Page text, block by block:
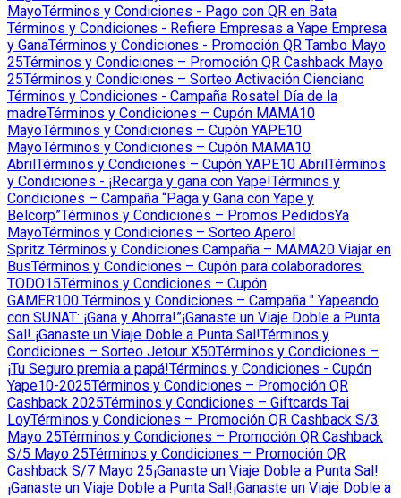
MayoTérminos y Condiciones - Pago con QR en Bata
Términos y Condiciones - Refiere Empresas a Yape Empresa
y GanaTérminos y Condiciones - Promoción QR Tambo Mayo
25Términos y Condiciones – Promoción QR Cashback Mayo
25Términos y Condiciones – Sorteo Activación Cienciano
Términos y Condiciones - Campaña Rosatel Día de la
madreTérminos y Condiciones – Cupón MAMA10
MayoTérminos y Condiciones – Cupón YAPE10
MayoTérminos y Condiciones – Cupón MAMA10
AbrilTérminos y Condiciones – Cupón YAPE10 AbrilTérminos
y Condiciones - ¡Recarga y gana con Yape!Términos y
Condiciones – Campaña “Paga y Gana con Yape y
Belcorp”Términos y Condiciones – Promos PedidosYa
MayoTérminos y Condiciones – Sorteo Aperol
Spritz Términos y Condiciones Campaña – MAMA20 Viajar en
BusTérminos y Condiciones – Cupón para colaboradores:
TODO15Términos y Condiciones – Cupón
GAMER100 Términos y Condiciones – Campaña " Yapeando
con SUNAT: ¡Gana y Ahorra!”¡Ganaste un Viaje Doble a Punta
Sal! ¡Ganaste un Viaje Doble a Punta Sal!Términos y
Condiciones – Sorteo Jetour X50Términos y Condiciones –
¡Tu Seguro premia a papá!Términos y Condiciones - Cupón
Yape10-2025Términos y Condiciones – Promoción QR
Cashback 2025Términos y Condiciones – Giftcards Tai
LoyTérminos y Condiciones – Promoción QR Cashback S/3
Mayo 25Términos y Condiciones – Promoción QR Cashback
S/5 Mayo 25Términos y Condiciones – Promoción QR
Cashback S/7 Mayo 25¡Ganaste un Viaje Doble a Punta Sal!
¡Ganaste un Viaje Doble a Punta Sal!¡Ganaste un Viaje Doble a